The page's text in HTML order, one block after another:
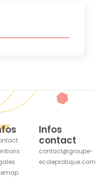
Infos
contact
contact@groupe-
ecolepratique.com